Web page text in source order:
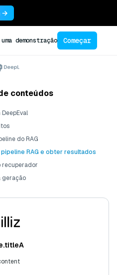
→
demonstração Começar
conteúdos
do RAG
RAG e obter resultados
recuperador
geração